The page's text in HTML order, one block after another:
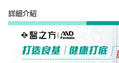
詳細介紹